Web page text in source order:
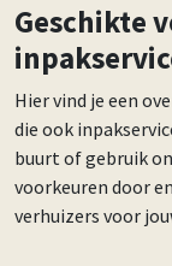
Geschikte
Hier vind je een
die ook
buurt of gebruik
voorkeuren door
verhuizers voor